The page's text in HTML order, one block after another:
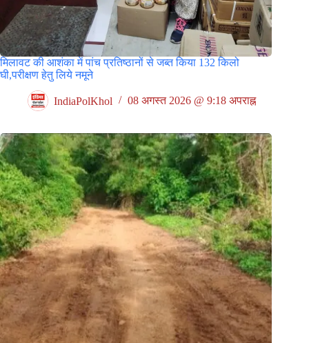
मिलावट की आशंका में पांच प्रतिष्ठानों से जब्त किया 132 किलो
घी,परीक्षण हेतु लिये नमूने
IndiaPolKhol 08 अगस्त 2026 @ 9:18 अपराह्न